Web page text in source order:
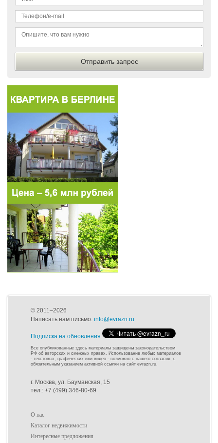
© 2011–2026
Написать нам письмо: info@evrazn.ru
Подписка на обновления
Все опубликованные здесь материалы защищены законодательством
РФ об авторских и смежных правах. Использование любых материалов
- текстовых, графических или видео - возможно с нашего согласия, с
обязательным указанием активной ссылки на сайт evrazn.ru.
г. Москва, ул. Бауманская, 15
тел.: +7 (499) 346-80-69
О нас
Каталог недвижимости
Интересные предложения